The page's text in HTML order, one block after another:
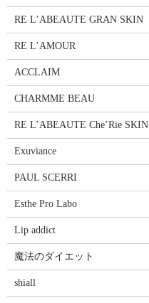
RE L’ABEAUTE GRAN SKIN
RE L’AMOUR
ACCLAIM
CHARMME BEAU
RE L’ABEAUTE Che’Rie SKIN
Exuviance
PAUL SCERRI
Esthe Pro Labo
Lip addict
魔法のダイエット
shiall